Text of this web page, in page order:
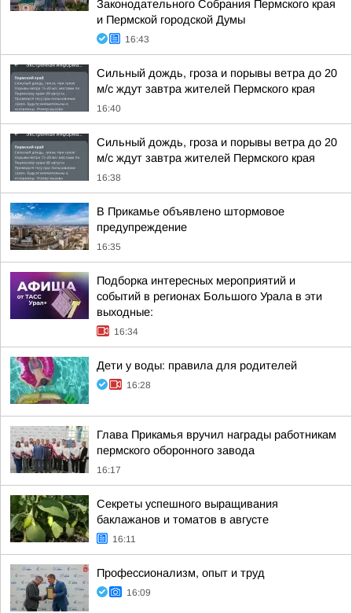
Законодательного Собрания Пермского края
и Пермской городской Думы
16:43
Сильный дождь, гроза и порывы ветра до 20
м/с ждут завтра жителей Пермского края
16:40
Сильный дождь, гроза и порывы ветра до 20
м/с ждут завтра жителей Пермского края
16:38
В Прикамье объявлено штормовое
предупреждение
16:35
Подборка интересных мероприятий и
событий в регионах Большого Урала в эти
выходные:
16:34
Дети у воды: правила для родителей
16:28
Глава Прикамья вручил награды работникам
пермского оборонного завода
16:17
Секреты успешного выращивания
баклажанов и томатов в августе
16:11
Профессионализм, опыт и труд
16:09